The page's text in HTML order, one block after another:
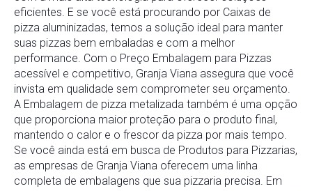
eficientes. E se você está procurando por Caixas de
pizza aluminizadas, temos a solução ideal para manter
suas pizzas bem embaladas e com a melhor
performance. Com o Preço Embalagem para Pizzas
acessível e competitivo, Granja Viana assegura que você
invista em qualidade sem comprometer seu orçamento.
A Embalagem de pizza metalizada também é uma opção
que proporciona maior proteção para o produto final,
mantendo o calor e o frescor da pizza por mais tempo.
Se você ainda está em busca de Produtos para Pizzarias,
as empresas de Granja Viana oferecem uma linha
completa de embalagens que sua pizzaria precisa. Em